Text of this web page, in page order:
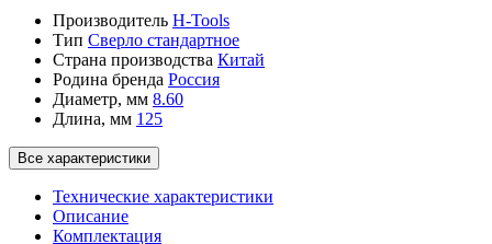
Производитель H-Tools
Тип Сверло стандартное
Страна производства Китай
Родина бренда Россия
Диаметр, мм 8.60
Длина, мм 125
Все характеристики
Технические характеристики
Описание
Комплектация